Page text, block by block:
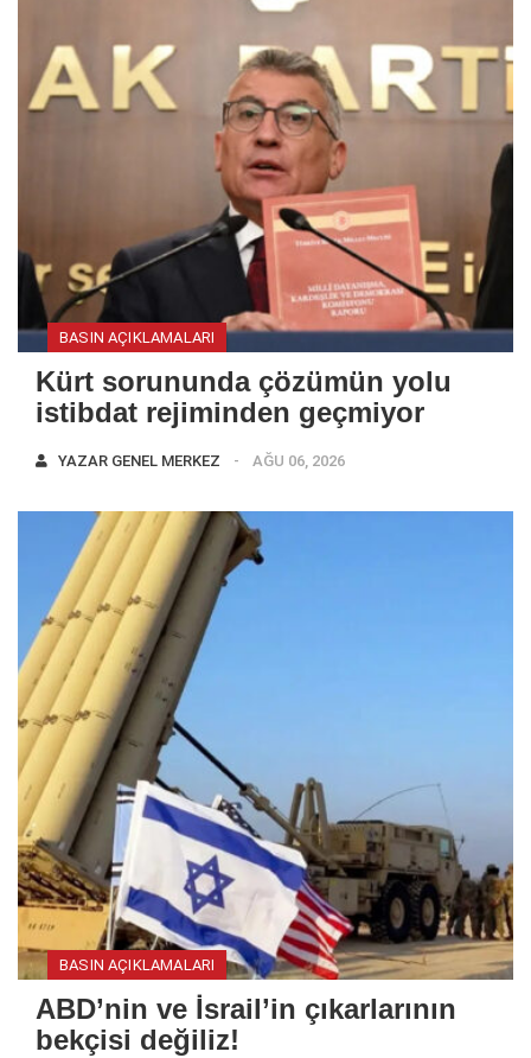
BASIN AÇIKLAMALARI
Kürt sorununda çözümün yolu
istibdat rejiminden geçmiyor
YAZAR GENEL MERKEZ AĞU 06, 2026
BASIN AÇIKLAMALARI
ABD’nin ve İsrail’in çıkarlarının
bekçisi değiliz!